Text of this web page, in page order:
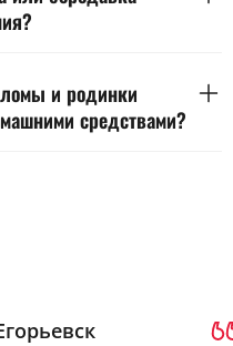
и с разрешения
воспаление. На
не полностью. Бородавки
а папилломы и кератомы
и родинки
средствами?
Перед удалением